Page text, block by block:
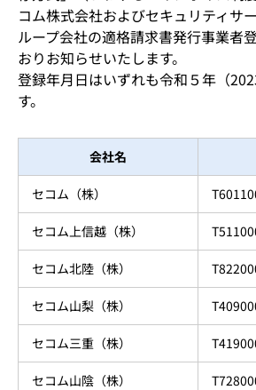
コム株式会社およびセキュリティサ
ループ会社の適格請求書発行事業者
おりお知らせいたします。
登録年月日はいずれも令和５年（
す。
会社名
セコム（株）
セコム上信越（株）
セコム北陸（株）
セコム山梨（株）
セコム三重（株）
セコム山陰（株）